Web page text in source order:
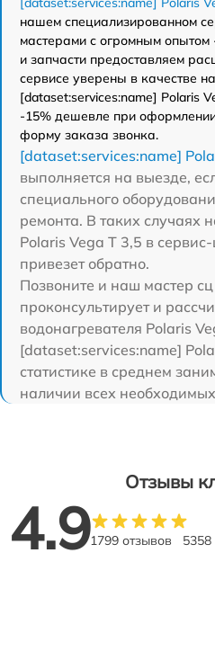
нашем специализированном
мастерами с огромным опытом
и запчасти предоставляем
сервисе уверены в качестве
[dataset:services:name] Polaris
-15% дешевле при
форму заказа звонка.
[dataset:services:name]
выполняется на выезде,
специального
ремонта. В таких случаях
Polaris Vega T 3,5 в
привезет обратно.
Позвоните и наш мастер
проконсультирует и
водонагревателя Polaris
[dataset:services:name]
статистике в среднем
наличии всех
Отзывы
4.91799 отзывов